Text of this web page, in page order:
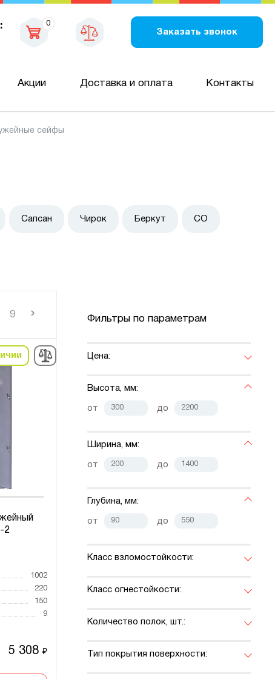
0
Заказать звонок
Акции Доставка и оплата Контакты
сейфы
Сапсан Чирок Беркут СО
9 ›
2
1002
220
150
9
5 308 ₽
Фильтры по параметрам
Цена:
Высота, мм:
от до
Ширина, мм:
от до
Глубина, мм:
от до
Класс взломостойкости:
Класс огнестойкости:
Количество полок, шт.:
Тип покрытия поверхности: